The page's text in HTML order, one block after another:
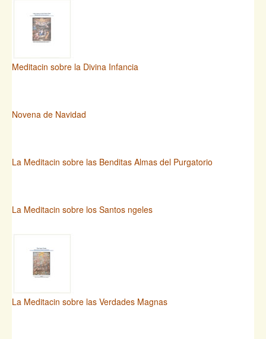
Meditacin sobre la Divina Infancia
Novena de Navidad
La Meditacin sobre las Benditas Almas del Purgatorio
La Meditacin sobre los Santos ngeles
La Meditacin sobre las Verdades Magnas